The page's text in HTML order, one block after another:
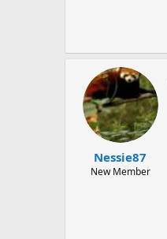
n
Nessie87
New Member